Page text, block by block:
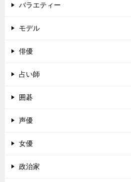
バラエティー
モデル
俳優
占い師
囲碁
声優
女優
政治家